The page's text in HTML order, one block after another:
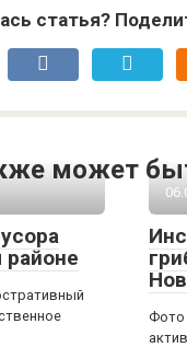
статья?
может
Фото